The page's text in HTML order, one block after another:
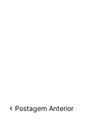
Postagem Anterior